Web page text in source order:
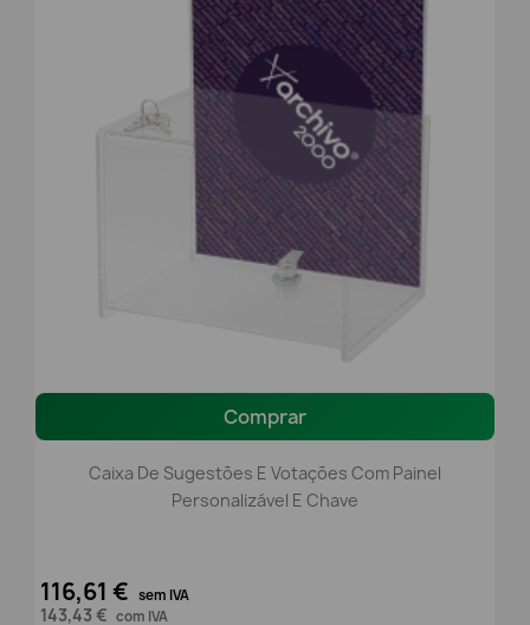
Comprar
Caixa De Sugestões E Votações Com Painel
Personalizável E Chave
116,61 € sem IVA
143,43 € com IVA